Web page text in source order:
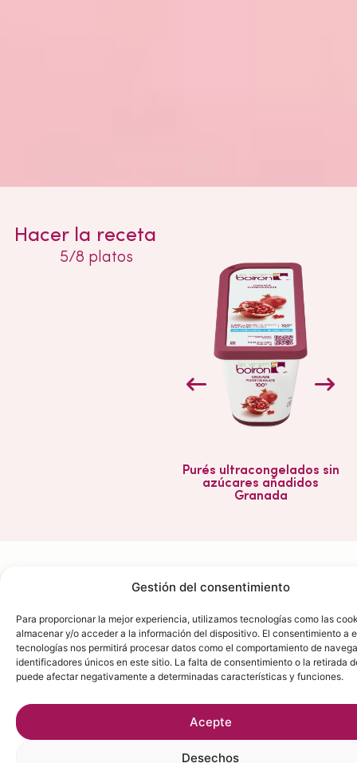
Gestión del consentimiento
Para proporcionar la mejor experiencia, utilizamos tecnologías como las
almacenar y/o acceder a la información del dispositivo. El consentimiento a
tecnologías nos permitirá procesar datos como el comportamiento de
identificadores únicos en este sitio. La falta de consentimiento o la retirada
puede afectar negativamente a determinadas características y funciones.
Acepte
Desechos
Hacer la receta
5/8 platos
Purés ultracongelados sin
azúcares añadidos
Granada
SORBETE DE MELÓN
Purée de melón – 500 g
Agua – 55 g
En un bol, mezcla el azúcar,
el dextrosa y el super